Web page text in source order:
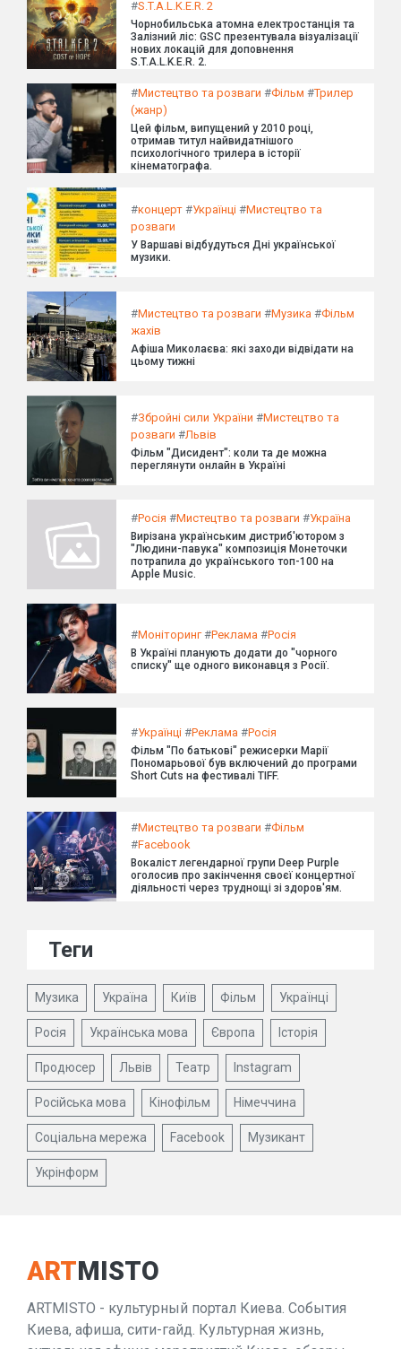
#S.T.A.L.K.E.R. 2
Чорнобильська атомна електростанція та
Залізний ліс: GSC презентувала візуалізації
нових локацій для доповнення
S.T.A.L.K.E.R. 2.
#Мистецтво та розваги #Фільм #Трилер
(жанр)
Цей фільм, випущений у 2010 році,
отримав титул найвидатнішого
психологічного трилера в історії
кінематографа.
#концерт #Українці #Мистецтво та
розваги
У Варшаві відбудуться Дні української
музики.
#Мистецтво та розваги #Музика #Фільм
жахів
Афіша Миколаєва: які заходи відвідати на
цьому тижні
#Збройні сили України #Мистецтво та
розваги #Львів
Фільм "Дисидент": коли та де можна
переглянути онлайн в Україні
#Росія #Мистецтво та розваги #Україна
Вирізана українським дистриб'ютором з
"Людини-павука" композиція Монеточки
потрапила до українського топ-100 на
Apple Music.
#Моніторинг#Реклама #Росія
В Україні планують додати до "чорного
списку" ще одного виконавця з Росії.
#Українці #Реклама #Росія
Фільм "По батькові" режисерки Марії
Пономарьової був включений до програми
Short Cuts на фестивалі TIFF.
#Мистецтво та розваги #Фільм
#Facebook
Вокаліст легендарної групи Deep Purple
оголосив про закінчення своєї концертної
діяльності через труднощі зі здоров'ям.
Теги
Музика Україна Київ Фільм Українці
Росія Українська мова Європа Історія
Продюсер Львів Театр Instagram
Російська мова Кінофільм Німеччина
Соціальна мережа Facebook Музикант
Укрінформ
ARTMISTO
ARTMISTO - культурный портал Киева. События
Киева, афиша, сити-гайд. Культурная жизнь,